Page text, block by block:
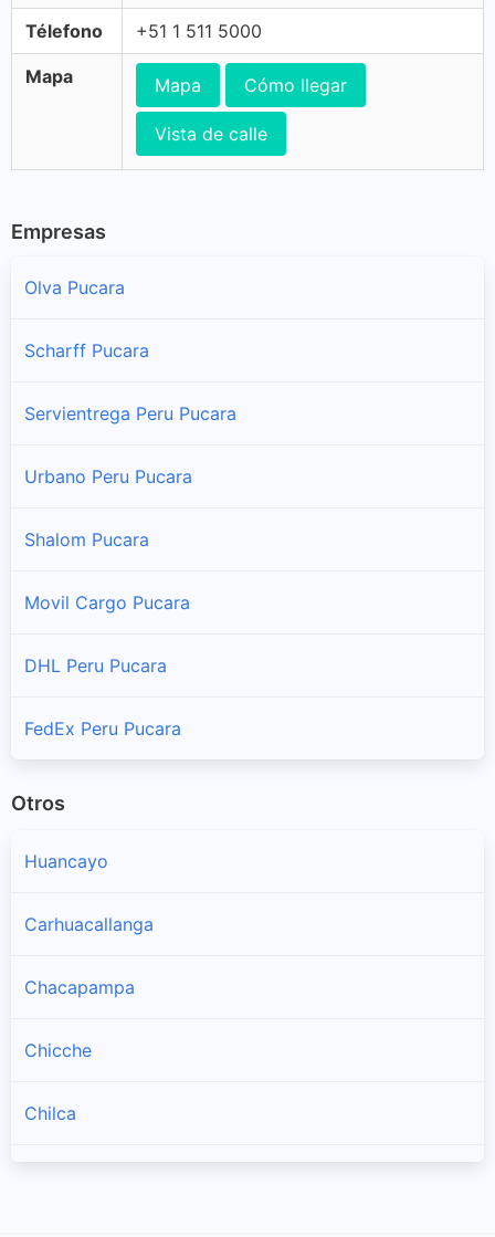
Télefono +51 1 511 5000
Mapa Mapa Cómo llegar
Vista de calle
Empresas
Olva Pucara
Scharff Pucara
Servientrega Peru Pucara
Urbano Peru Pucara
Shalom Pucara
Movil Cargo Pucara
DHL Peru Pucara
FedEx Peru Pucara
Otros
Huancayo
Carhuacallanga
Chacapampa
Chicche
Chilca